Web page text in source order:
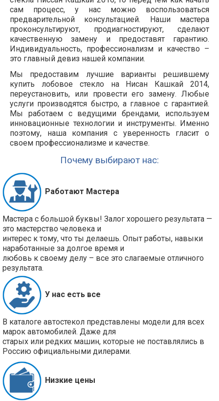
сам процесс, у нас можно воспользоваться
предварительной консультацией. Наши мастера
проконсультируют, продиагностируют, сделают
качественную замену и предоставят гарантию.
Индивидуальность, профессионализм и качество –
это главный девиз нашей компании.
Мы предоставим лучшие варианты решившему
купить лобовое стекло на Нисан Кашкай 2014,
переустановить, или провести его замену. Любые
услуги производятся быстро, а главное с гарантией.
Мы работаем с ведущими брендами, используем
инновационные технологии и инструменты. Именно
поэтому, наша компания с уверенность гласит о
своем профессионализме и качестве.
Почему выбирают нас:
Работают Мастера
Мастера с большой буквы! Залог хорошего результата —
это мастерство человека и
интерес к тому, что ты делаешь. Опыт работы, навыки
наработанные за долгое время и
любовь к своему делу – все это слагаемые отличного
результата.
У нас есть все
В каталоге автостекол представлены модели для всех
марок автомобилей. Даже для
старых или редких машин, которые не поставлялись в
Россию официальными дилерами.
Низкие цены